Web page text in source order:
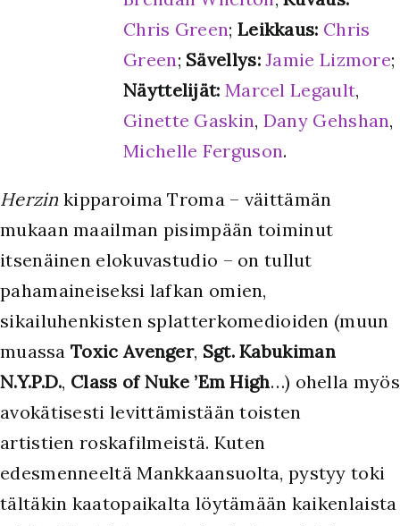
Chris Green; Leikkaus: Chris
Green; Sävellys: Jamie Lizmore;
Näyttelijät: Marcel Legault,
Ginette Gaskin, Dany Gehshan,
Michelle Ferguson.
Herzin kipparoima Troma – väittämän
mukaan maailman pisimpään toiminut
itsenäinen elokuvastudio – on tullut
pahamaineiseksi lafkan omien,
sikailuhenkisten splatterkomedioiden (muun
muassaToxic Avenger, Sgt. Kabukiman
N.Y.P.D., Class of Nuke ’Em High…) ohella myös
avokätisesti levittämistään toisten
artistien roskafilmeistä. Kuten
edesmenneeltä Mankkaansuolta, pystyy toki
tältäkin kaatopaikalta löytämään kaikenlaista